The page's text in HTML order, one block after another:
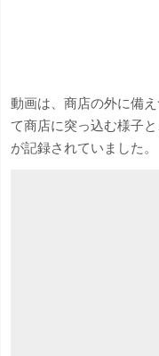
動画は、商店の外に備
て商店に突っ込む様子
が記録されていました。